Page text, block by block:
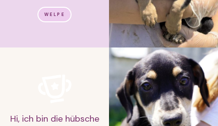
WELPE
Hi, ich bin die hübsche